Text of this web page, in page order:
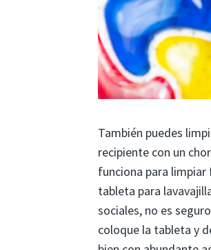
También puedes
recipiente con un
funciona para
tableta para
sociales, no es
coloque la tableta y